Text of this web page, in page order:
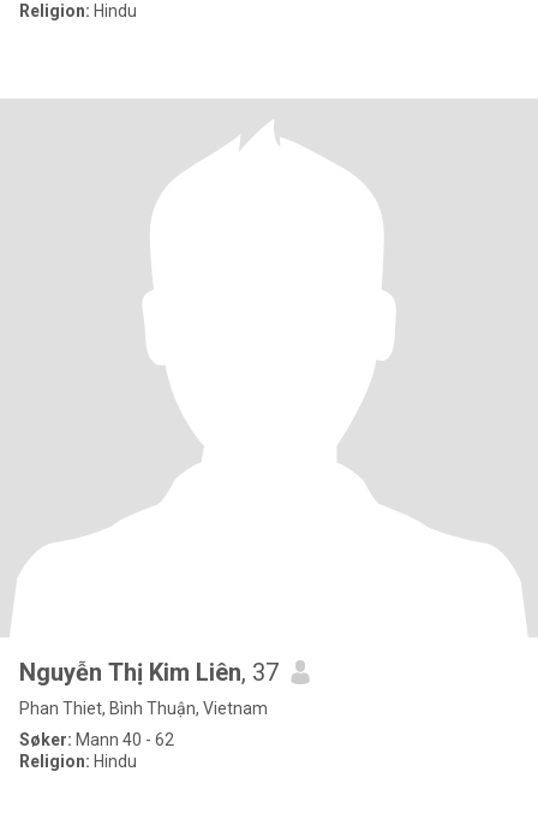
Religion: Hindu
Nguyễn Thị Kim Liên, 37
Phan Thiet, Bình Thuận, Vietnam
Søker: Mann 40 - 62
Religion: Hindu